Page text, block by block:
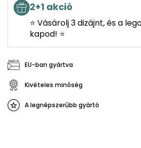
2+1 akció
⭐ Vásárolj 3 dizájnt, és a
kapod! ⭐
EU-ban gyártva
Kivételes minőség
A legnépszerűbb gyártó